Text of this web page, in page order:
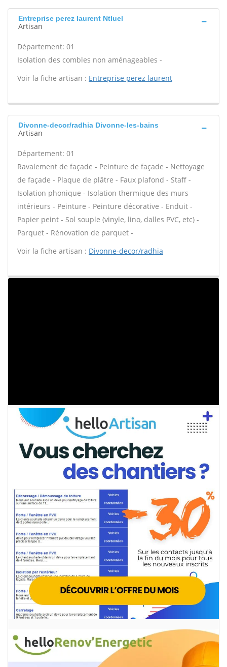
Entreprise perez laurent Ntluel
Artisan
Département: 01
Isolation des combles non aménageables -
Voir la fiche artisan : Entreprise perez laurent
Divonne-decor/radhia Divonne-les-bains
Artisan
Département: 01
Ravalement de façade - Peinture de façade - Nettoyage
de façade - Plaque de plâtre - Faux plafond - Staff -
Isolation phonique - Isolation thermique des murs
intérieurs - Peinture - Peinture décorative - Enduit -
Papier peint - Sol souple (vinyle, lino, dalles PVC, etc) -
Parquet - Rénovation de parquet -
Voir la fiche artisan : Divonne-decor/radhia